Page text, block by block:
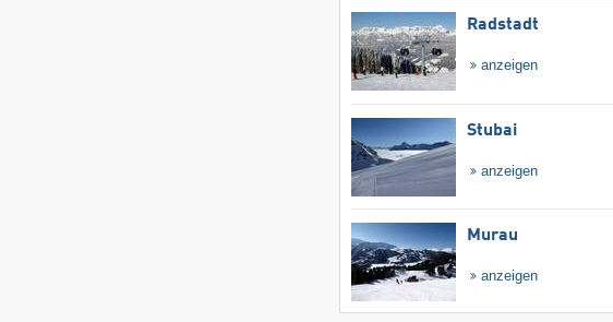
Radstadt
anzeigen
Stubai
anzeigen
Murau
anzeigen